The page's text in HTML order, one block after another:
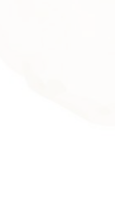
November 2024